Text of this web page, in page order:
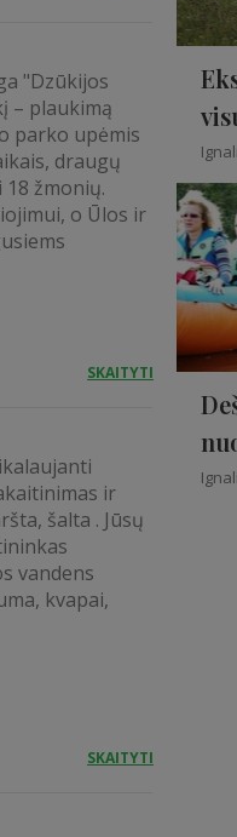
"Dzūkijos
– plaukimą
parko upėmis
draugų
žmonių.
o Ūlos ir
SKAITYTI
ir
šalta . Jūsų
vandens
kvapai,
SKAITYTI